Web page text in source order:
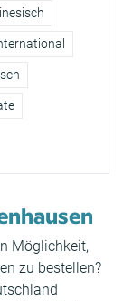
Möglichkeit,
zu bestellen?